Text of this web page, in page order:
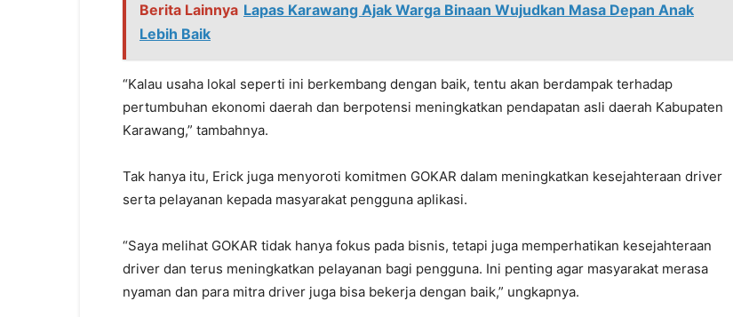
Berita Lainnya Lapas Karawang Ajak Warga Binaan Wujudkan Masa Depan Anak
Lebih Baik
“Kalau usaha lokal seperti ini berkembang dengan baik, tentu akan berdampak terhadap
pertumbuhan ekonomi daerah dan berpotensi meningkatkan pendapatan asli daerah Kabupaten
Karawang,” tambahnya.
Tak hanya itu, Erick juga menyoroti komitmen GOKAR dalam meningkatkan kesejahteraan driver
serta pelayanan kepada masyarakat pengguna aplikasi.
“Saya melihat GOKAR tidak hanya fokus pada bisnis, tetapi juga memperhatikan kesejahteraan
driver dan terus meningkatkan pelayanan bagi pengguna. Ini penting agar masyarakat merasa
nyaman dan para mitra driver juga bisa bekerja dengan baik,” ungkapnya.